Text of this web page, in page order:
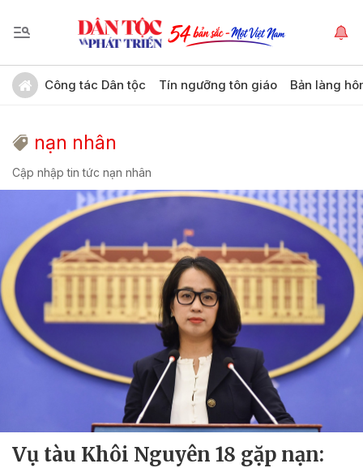
Công tác Dân tộc Tín ngưỡng tôn giáo Bản làng
nạn nhân
Cập nhập tin tức nạn nhân
Vụ tàu Khôi Nguyên 18 gặp nạn: